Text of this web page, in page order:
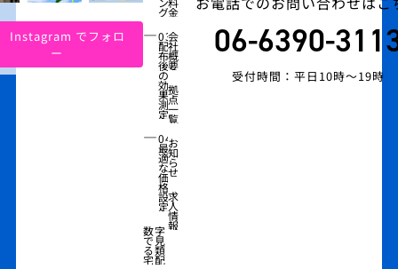
Instagram でフォロ
ー
グ
―03
配
布
後
の
効
果
測
定
―04
最
適
な
価
格
設
定
数字
で見
る類
宅配
金
会
社
概
要
拠
点
一
覧
お
知
ら
せ
求
人
情
報
06-6390-
受付時間：平日10時～19時